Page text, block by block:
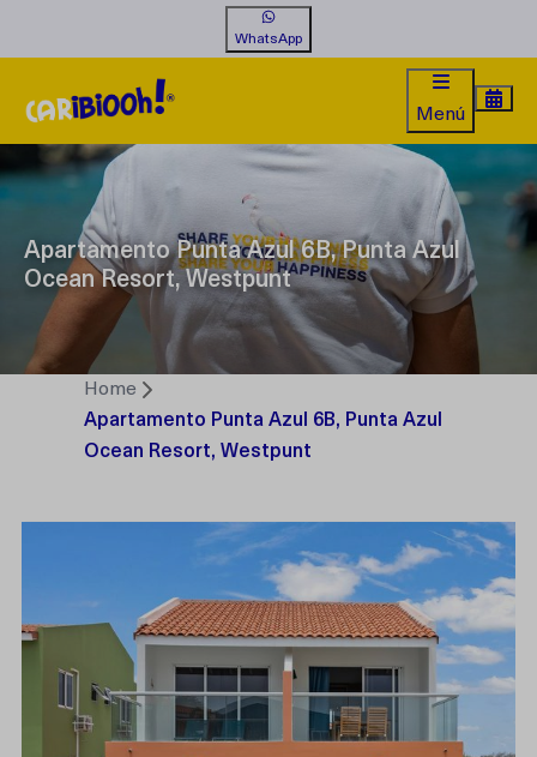
WhatsApp
Menú
Apartamento Punta Azul 6B, Punta Azul
Ocean Resort, Westpunt
Home
Apartamento Punta Azul 6B, Punta Azul
Ocean Resort, Westpunt